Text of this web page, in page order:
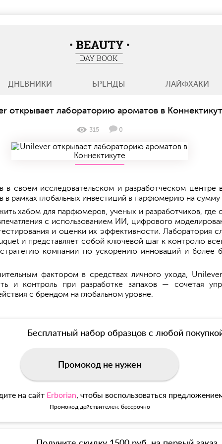
ДНЕВНИКИ БРЕНДЫ ЛАЙФХАКИ
BeautyDayBook
открывает лабораторию ароматов в
315 0
своем исследовательском и разработческом центре
рамках глобальных инвестиций в парфюмерию на
хабом для парфюмеров, ученых и разработчиков, где
с использованием ИИ, цифрового
и оценки их эффективности. Лаборатория
и представляет собой ключевой шаг к контролю
компании по ускорению инноваций и более
фактором в средствах личного ухода,
и контроль при разработке запахов — сочетая
с брендом на глобальном уровне.
Бесплатный набор образцов с любой
Промокод не нужен
на сайт Erborian, чтобы воспользоваться
Промокод действителен: бессрочно